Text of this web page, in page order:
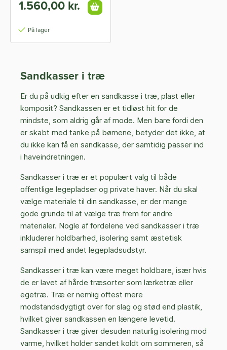
1.560,00 kr.
På lager
Sandkasser i træ
Er du på udkig efter en sandkasse i træ, plast eller
komposit? Sandkassen er et tidløst hit for de
mindste, som aldrig går af mode. Men bare fordi den
er skabt med tanke på børnene, betyder det ikke, at
du ikke kan få en sandkasse, der samtidig passer ind
i haveindretningen.
Sandkasser i træ er et populært valg til både
offentlige legepladser og private haver. Når du skal
vælge materiale til din sandkasse, er der mange
gode grunde til at vælge træ frem for andre
materialer. Nogle af fordelene ved sandkasser i træ
inkluderer holdbarhed, isolering samt æstetisk
samspil med andet legepladsudstyr.
Sandkasser i træ kan være meget holdbare, især hvis
de er lavet af hårde træsorter som lærketræ eller
egetræ. Træ er nemlig oftest mere
modstandsdygtigt over for slag og stød end plastik,
hvilket giver sandkassen en længere levetid.
Sandkasser i træ giver desuden naturlig isolering mod
varme, hvilket holder sandet koldt om sommeren, så